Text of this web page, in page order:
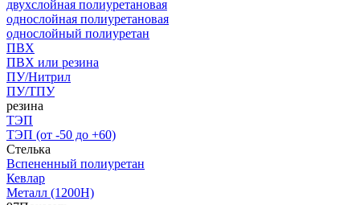
двухслойная полиуретановая
однослойная полиуретановая
однослойный полиуретан
ПВХ
ПВХ или резина
ПУ/Нитрил
ПУ/ТПУ
резина
ТЭП
ТЭП (от -50 до +60)
Стелька
Вспененный полиуретан
Кевлар
Металл (1200Н)